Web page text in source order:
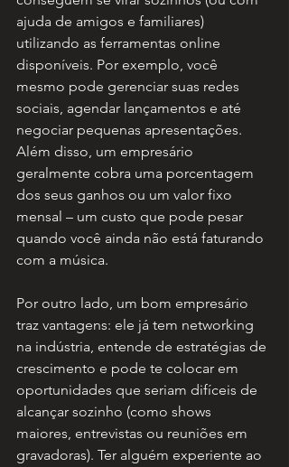
ajuda de amigos e familiares)
utilizando as ferramentas online
disponíveis. Por exemplo, você
mesmo pode gerenciar suas redes
sociais, agendar lançamentos e até
negociar pequenas apresentações.
Além disso, um empresário
geralmente cobra uma porcentagem
dos seus ganhos ou um valor fixo
mensal – um custo que pode pesar
quando você ainda não está faturando
com a música.
Por outro lado, um bom empresário
traz vantagens: ele já tem networking
na indústria, entende de estratégias de
crescimento e pode te colocar em
oportunidades que seriam difíceis de
alcançar sozinho (como shows
maiores, entrevistas ou reuniões em
gravadoras). Ter alguém experiente ao